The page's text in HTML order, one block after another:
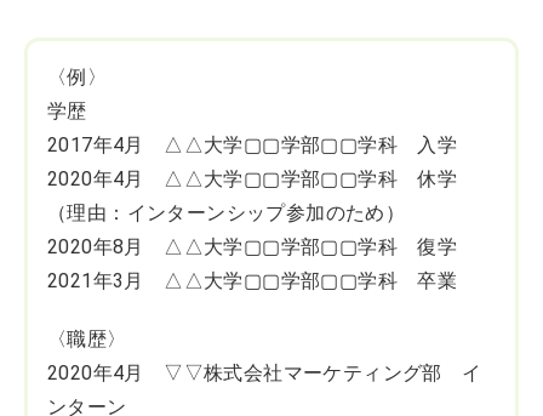
〈例〉
学歴
2017年4月 △△大学▢▢学部▢▢学科 入学
2020年4月 △△大学▢▢学部▢▢学科 休学
（理由：インターンシップ参加のため）
2020年8月 △△大学▢▢学部▢▢学科 復学
2021年3月 △△大学▢▢学部▢▢学科 卒業
〈職歴〉
2020年4月 ▽▽株式会社マーケティング部 イ
ンターン